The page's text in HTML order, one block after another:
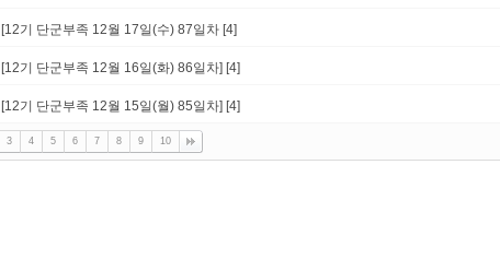
[12기 단군부족 12월 17일(수) 87일차 [4]
[12기 단군부족 12월 16일(화) 86일차] [4]
[12기 단군부족 12월 15일(월) 85일차] [4]
3 4 5 6 7 8 9 10